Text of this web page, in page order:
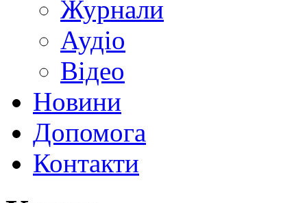
Журнали
Аудіо
Відео
Новини
Допомога
Контакти